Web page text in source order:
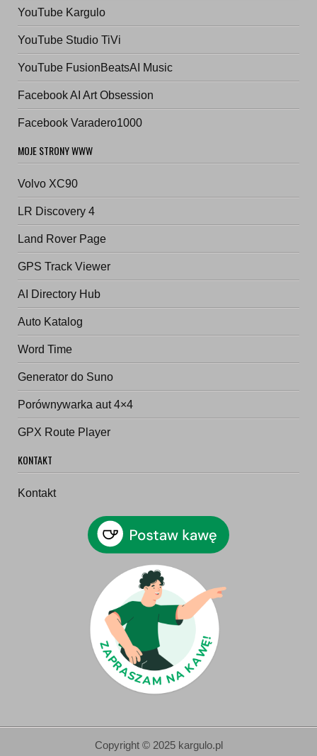
YouTube Kargulo
YouTube Studio TiVi
YouTube FusionBeatsAI Music
Facebook AI Art Obsession
Facebook Varadero1000
MOJE STRONY WWW
Volvo XC90
LR Discovery 4
Land Rover Page
GPS Track Viewer
AI Directory Hub
Auto Katalog
Word Time
Generator do Suno
Porównywarka aut 4×4
GPX Route Player
KONTAKT
Kontakt
Copyright © 2025 kargulo.pl